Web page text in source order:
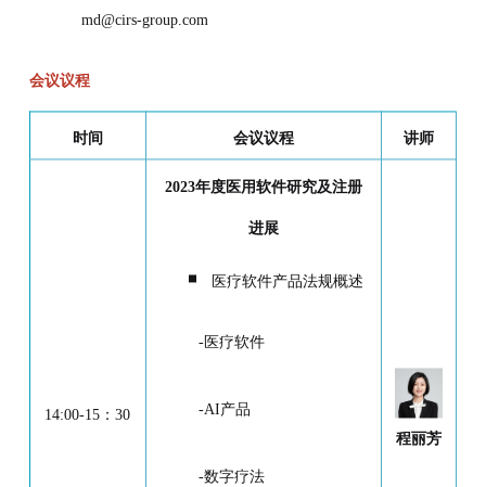
md@cirs-group.com
会议议程
时间 会议议程 讲师
14:00-15：30
2023年度医用软件研究及注册
进展
医疗软件产品法规概述
-医疗软件
-AI产品
-数字疗法
程丽芳